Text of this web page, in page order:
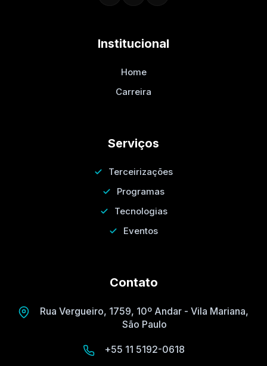
Institucional
Home
Carreira
Serviços
Terceirizações
Programas
Tecnologias
Eventos
Contato
Rua Vergueiro, 1759, 10º Andar - Vila Mariana,
São Paulo
+55 11 5192-0618